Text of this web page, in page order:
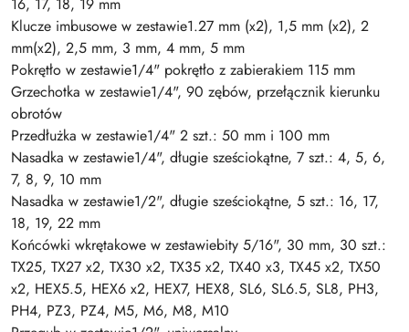
16, 17, 18, 19 mm
Klucze imbusowe w zestawie1.27 mm (x2), 1,5 mm (x2), 2
mm(x2), 2,5 mm, 3 mm, 4 mm, 5 mm
Pokrętło w zestawie1/4" pokrętło z zabierakiem 115 mm
Grzechotka w zestawie1/4", 90 zębów, przełącznik kierunku
obrotów
Przedłużka w zestawie1/4" 2 szt.: 50 mm i 100 mm
Nasadka w zestawie1/4", długie sześciokątne, 7 szt.: 4, 5, 6,
7, 8, 9, 10 mm
Nasadka w zestawie1/2", długie sześciokątne, 5 szt.: 16, 17,
18, 19, 22 mm
Końcówki wkrętakowe w zestawiebity 5/16", 30 mm, 30 szt.:
TX25, TX27 x2, TX30 x2, TX35 x2, TX40 x3, TX45 x2, TX50
x2, HEX5.5, HEX6 x2, HEX7, HEX8, SL6, SL6.5, SL8, PH3,
PH4, PZ3, PZ4, M5, M6, M8, M10